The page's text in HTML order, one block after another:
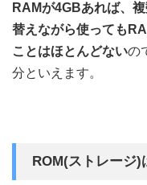
RAMが4GBあれば、
替えながら使っても
ことはほとんどないの
分といえます。
ROM(ストレージ